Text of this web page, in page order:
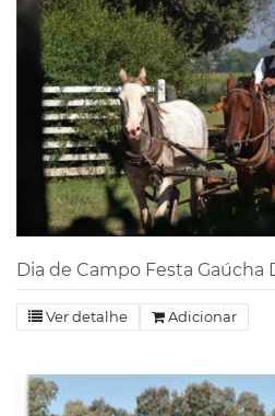
Dia de Campo Festa Gaúcha
Ver detalhe Adicionar